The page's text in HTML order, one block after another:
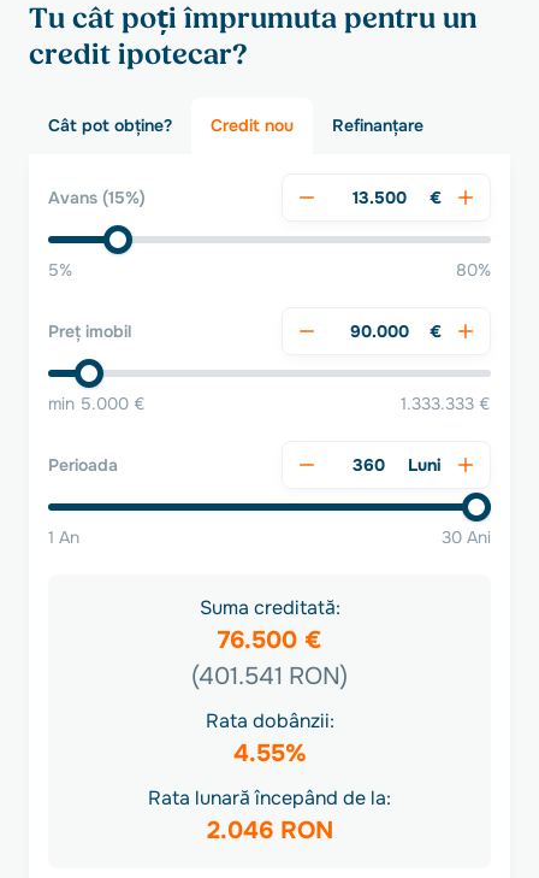
Tu cât poți împrumuta pentru un
credit ipotecar?
Cât pot obține? Credit nou Refinanțare
Avans (15%) €
5% 80%
Preț imobil €
min 5.000 € 1.333.333 €
Perioada Luni
1 An 30 Ani
Suma creditată:
76.500 €
(401.541 RON)
Rata dobânzii:
4.55%
Rata lunară începând de la:
2.046 RON